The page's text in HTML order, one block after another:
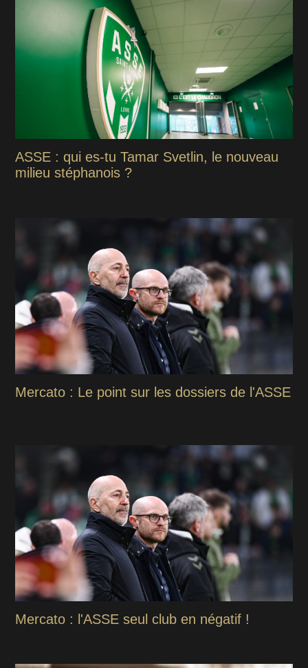
ASSE : qui es-tu Tamar Svetlin, le nouveau
milieu stéphanois ?
Mercato : Le point sur les dossiers de l'ASSE
Mercato : l'ASSE seul club en négatif !